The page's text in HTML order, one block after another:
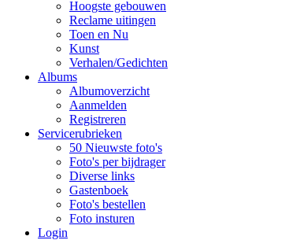
Hoogste gebouwen
Reclame uitingen
Toen en Nu
Kunst
Verhalen/Gedichten
Albums
Albumoverzicht
Aanmelden
Registreren
Servicerubrieken
50 Nieuwste foto's
Foto's per bijdrager
Diverse links
Gastenboek
Foto's bestellen
Foto insturen
Login